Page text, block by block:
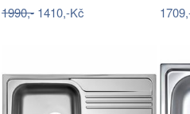
1990,- 1410,-Kč